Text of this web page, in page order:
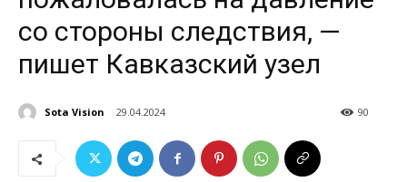
со стороны следствия, —
пишет Кавказский узел
Sota Vision 29.04.2024 90